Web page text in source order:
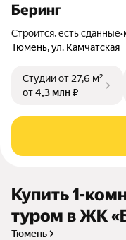
Беринг
Строится, есть сданные•
Тюмень,ул. Камчатская
Студииот 27,6 м²
от 4,3 млн ₽
Купить 1-
туром в ЖК
Тюмень